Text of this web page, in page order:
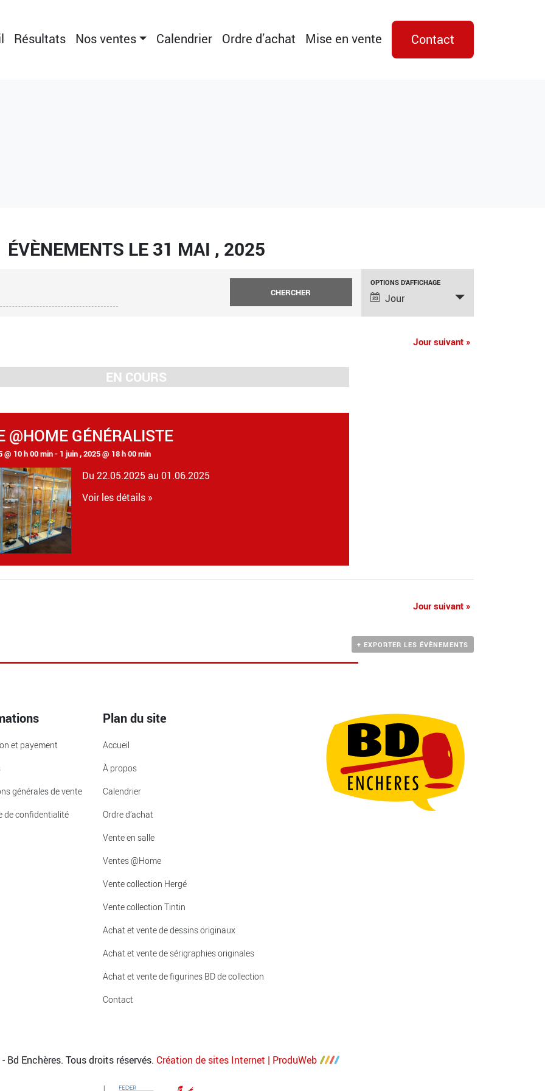
Résultats Nos ventes Calendrier Ordre d’achat Mise en vente Contact
ÉVÈNEMENTS LE 31 MAI , 2025
NAVIGATION
DE
ÉVÈNEMENT
OPTIONS D’AFFICHAGE
Jour
Jour suivant »
EN COURS
@HOME GÉNÉRALISTE
@ 10 h 00 min- 1 juin , 2025 @ 18 h 00 min
Du 22.05.2025 au 01.06.2025
Voir les détails »
Jour suivant »
+ EXPORTER LES ÉVÈNEMENTS
et payement
générales de vente
de confidentialité
Plan du site
Accueil
À propos
Calendrier
Ordre d’achat
Vente en salle
Ventes @Home
Vente collection Hergé
Vente collection Tintin
Achat et vente de dessins originaux
Achat et vente de sérigraphies originales
Achat et vente de figurines BD de collection
Contact
Bd Enchères. Tous droits réservés. Création de sites Internet | ProduWeb